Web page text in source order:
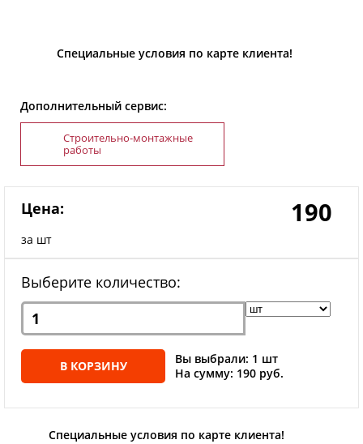
Специальные условия по карте клиента!
Дополнительный сервис:
Строительно-монтажные
работы
Цена:
за шт
190
Выберите количество:
В КОРЗИНУ
Вы выбрали: 1 шт
На сумму: 190 руб.
Специальные условия по карте клиента!